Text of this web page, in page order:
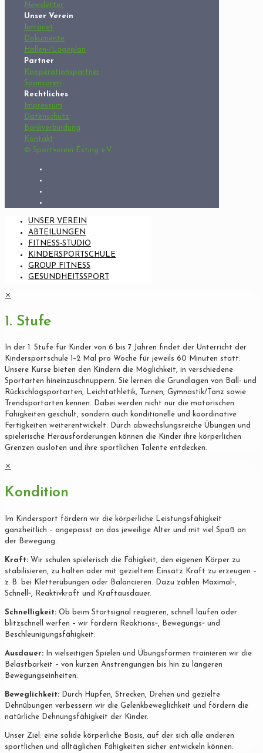
Newsletter
Unser Verein
Intranet
Dokumente
Hallen-/Lageplan
Partner
Kooperationspartner
Sponsoren
Rechtliches
Impressum
Datenschutz
Bankverbindung
Kontakt
© Sportverein Esting e.V.
UNSER VEREIN
ABTEILUNGEN
FITNESS-STUDIO
KINDERSPORTSCHULE
GROUP FITNESS
GESUNDHEITSSPORT
✕
1. Stufe
In der 1. Stufe für Kinder von 6 bis 7 Jahren findet der Unterricht der
Kindersportschule 1–2 Mal pro Woche für jeweils 60 Minuten statt.
Unsere Kurse bieten den Kindern die Möglichkeit, in verschiedene
Sportarten hineinzuschnuppern. Sie lernen die Grundlagen von Ball- und
Rückschlagsportarten, Leichtathletik, Turnen, Gymnastik/Tanz sowie
Trendsportarten kennen. Dabei werden nicht nur die motorischen
Fähigkeiten geschult, sondern auch konditionelle und koordinative
Fertigkeiten weiterentwickelt. Durch abwechslungsreiche Übungen und
spielerische Herausforderungen können die Kinder ihre körperlichen
Grenzen ausloten und ihre sportlichen Talente entdecken.
✕
Kondition
Im Kindersport fördern wir die körperliche Leistungsfähigkeit
ganzheitlich – angepasst an das jeweilige Alter und mit viel Spaß an
der Bewegung.
Kraft: Wir schulen spielerisch die Fähigkeit, den eigenen Körper zu
stabilisieren, zu halten oder mit gezieltem Einsatz Kraft zu erzeugen –
z. B. bei Kletterübungen oder Balancieren. Dazu zählen Maximal‐,
Schnell‐, Reaktivkraft und Kraftausdauer.
Schnelligkeit: Ob beim Startsignal reagieren, schnell laufen oder
blitzschnell werfen – wir fördern Reaktions‐, Bewegungs‐ und
Beschleunigungsfähigkeit.
Ausdauer: In vielseitigen Spielen und Übungsformen trainieren wir die
Belastbarkeit – von kurzen Anstrengungen bis hin zu längeren
Bewegungseinheiten.
Beweglichkeit: Durch Hüpfen, Strecken, Drehen und gezielte
Dehnübungen verbessern wir die Gelenkbeweglichkeit und fördern die
natürliche Dehnungsfähigkeit der Kinder.
Unser Ziel: eine solide körperliche Basis, auf der sich alle anderen
sportlichen und alltäglichen Fähigkeiten sicher entwickeln können.